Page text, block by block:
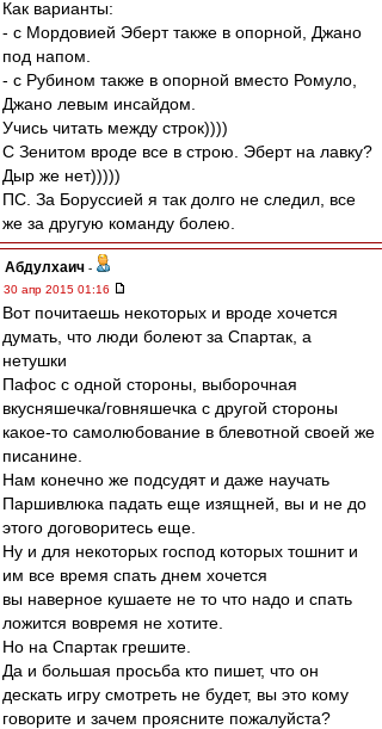
Как варианты:
- с Мордовией Эберт также в опорной, Джано
под напом.
- с Рубином также в опорной вместо Ромуло,
Джано левым инсайдом.
Учись читать между строк))))
С Зенитом вроде все в строю. Эберт на лавку?
Дыр же нет)))))
ПС. За Боруссией я так долго не следил, все
же за другую команду болею.
Абдулхаич -
30 апр 2015 01:16
Вот почитаешь некоторых и вроде хочется
думать, что люди болеют за Спартак, а
нетушки
Пафос с одной стороны, выборочная
вкусняшечка/говняшечка с другой стороны
какое-то самолюбование в блевотной своей же
писанине.
Нам конечно же подсудят и даже научать
Паршивлюка падать еще изящней, вы и не до
этого договоритесь еще.
Ну и для некоторых господ которых тошнит и
им все время спать днем хочется
вы наверное кушаете не то что надо и спать
ложится вовремя не хотите.
Но на Спартак грешите.
Да и большая просьба кто пишет, что он
дескать игру смотреть не будет, вы это кому
говорите и зачем проясните пожалуйста?